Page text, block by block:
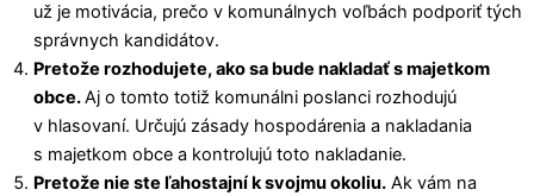
už je motivácia, prečo v komunálnych voľbách podporiť tých
správnych kandidátov.
Pretože rozhodujete, ako sa bude nakladať s majetkom
obce.Aj o tomto totiž komunálni poslanci rozhodujú
v hlasovaní. Určujú zásady hospodárenia a nakladania
s majetkom obce a kontrolujú toto nakladanie.
Pretože nie ste ľahostajní k svojmu okoliu. Ak vám na